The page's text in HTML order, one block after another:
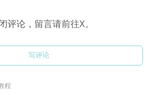
评论，留言请前往X。
写评论
程